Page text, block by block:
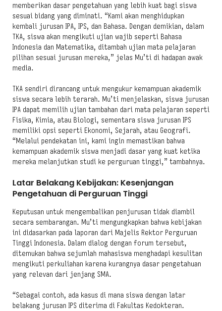
memberikan dasar pengetahuan yang lebih kuat bagi siswa
sesuai bidang yang diminati. “Kami akan menghidupkan
kembali jurusan IPA, IPS, dan Bahasa. Dengan demikian, dalam
TKA, siswa akan mengikuti ujian wajib seperti Bahasa
Indonesia dan Matematika, ditambah ujian mata pelajaran
pilihan sesuai jurusan mereka,” jelas Mu’ti di hadapan awak
media.
TKA sendiri dirancang untuk mengukur kemampuan akademik
siswa secara lebih terarah. Mu’ti menjelaskan, siswa jurusan
IPA dapat memilih ujian tambahan dari mata pelajaran seperti
Fisika, Kimia, atau Biologi, sementara siswa jurusan IPS
memiliki opsi seperti Ekonomi, Sejarah, atau Geografi.
“Melalui pendekatan ini, kami ingin memastikan bahwa
kemampuan akademik siswa menjadi dasar yang kuat ketika
mereka melanjutkan studi ke perguruan tinggi,” tambahnya.
Latar Belakang Kebijakan: Kesenjangan
Pengetahuan di Perguruan Tinggi
Keputusan untuk mengembalikan penjurusan tidak diambil
secara sembarangan. Mu’ti mengungkapkan bahwa kebijakan
ini didasarkan pada laporan dari Majelis Rektor Perguruan
Tinggi Indonesia. Dalam dialog dengan forum tersebut,
ditemukan bahwa sejumlah mahasiswa menghadapi kesulitan
mengikuti perkuliahan karena kurangnya dasar pengetahuan
yang relevan dari jenjang SMA.
“Sebagai contoh, ada kasus di mana siswa dengan latar
belakang jurusan IPS diterima di Fakultas Kedokteran.